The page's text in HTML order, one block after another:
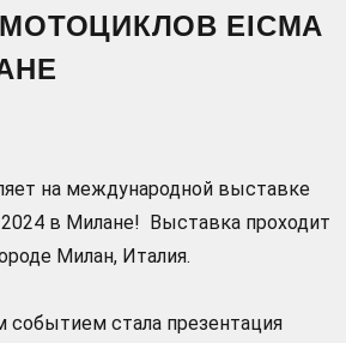
EICMA
на международной выставке
в Милане! Выставка проходит
Милан, Италия.
стала презентация